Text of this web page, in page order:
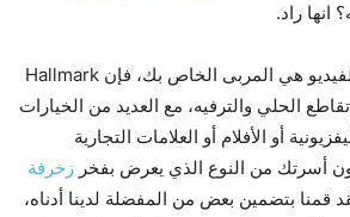
انها راد.
حتى لو لم تكن ألعاب الفيديو هي المربى الخاص بك، فإن Hallmark
الحلي والترفيه، مع العديد من الخيارات
أو الأفلام أو العلامات التجارية
أسرتك من النوع الذي يعرض بفخر زخرفة
قمنا بتضمين بعض من المفضلة لدينا أدناه،